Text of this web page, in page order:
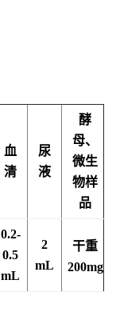
血
清
尿
液
酵
母、
微生
物样
品
0.2-
0.5
mL
2
mL
干重
200mg